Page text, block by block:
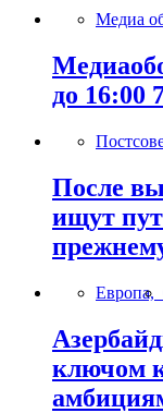
Медиа
до 16:00
После
ищут
Европа,
ключом